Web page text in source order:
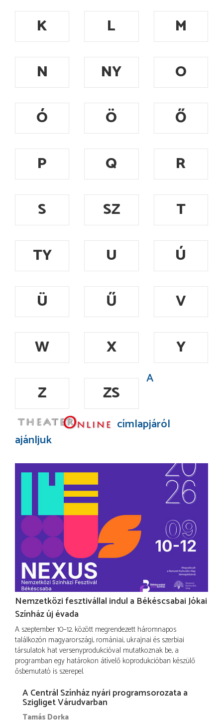
K L
M
N
NY
O
Ó
Ö
Ő
P
Q
R
S
SZ
T
TY
U
Ú
Ü
Ű
V
W
X
Y
Z
ZS
A
címlapjáról
ajánljuk
Nemzetközi fesztivállal indul a Békéscsabai Jókai
Színház új évada
A szeptember 10–12. között megrendezett háromnapos
találkozón magyarországi, romániai, ukrajnai és szerbiai
társulatok hat versenyprodukcióval mutatkoznak be, a
programban egy határokon átívelő koprodukcióban készülő
ősbemutató is szerepel.
A Centrál Színház nyári programsorozata a
Szigliget Várudvarban
Tamás Dorka